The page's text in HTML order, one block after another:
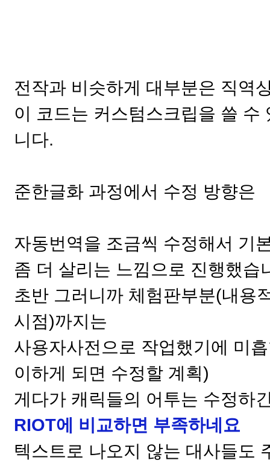
전작과 비슷하게 대부분은 직역
이 코드는 커스텀스크립을 쓸
니다.
준한글화 과정에서 수정 방향은
자동번역을 조금씩 수정해서 기
좀 더 살리는 느낌으로 진행했습
초반 그러니까 체험판부분(내용
시점)까지는
사용자사전으로 작업했기에 미
이하게 되면 수정할 계획)
게다가 캐릭들의 어투는 수정하
RIOT에 비교하면 부족하네요
텍스트로 나오지 않는 대사들도